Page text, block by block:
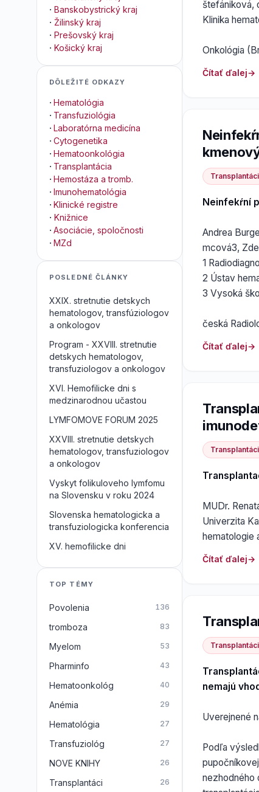
štefániková,
Klinika
Onkológia
Čítať ďalej
Transplantáci
Neinfekŕní
Andrea
mcová3,
1
2 Ústav
3 Vysoká
česká
Čítať ďalej
Transplantáci
MUDr.
Univerzita
hematologie
Čítať ďalej
Transplantáci
nemajú
Uverejnené
Podľa
nezhodného
· Banskobystrický kraj
· Žilinský kraj
· Prešovský kraj
· Košický kraj
DÔLEŽITÉ ODKAZY
· Hematológia
· Transfuziológia
· Laboratórna medicína
· Cytogenetika
· Hematoonkológia
· Transplantácia
· Hemostáza a tromb.
· Imunohematológia
· Klinické registre
· Knižnice
· Asociácie, spoločnosti
· MZd
POSLEDNÉ ČLÁNKY
XXIX. stretnutie detskych
hematologov, transfúziologov
a onkologov
Program - XXVIII. stretnutie
detskych hematologov,
transfuziologov a onkologov
XVI. Hemofilicke dni s
medzinarodnou učastou
LYMFOMOVE FORUM 2025
XXVIII. stretnutie detskych
hematologov, transfuziologov
a onkologov
Vyskyt folikuloveho lymfomu
na Slovensku v roku 2024
Slovenska hematologicka a
transfuziologicka konferencia
XV. hemofilicke dni
TOP TÉMY
Povolenia 136
tromboza 83
Myelom 53
Pharminfo 43
Hematoonkológ 40
Anémia 29
Hematológia 27
Transfuziológ 27
NOVE KNIHY 26
Transplantáci 26